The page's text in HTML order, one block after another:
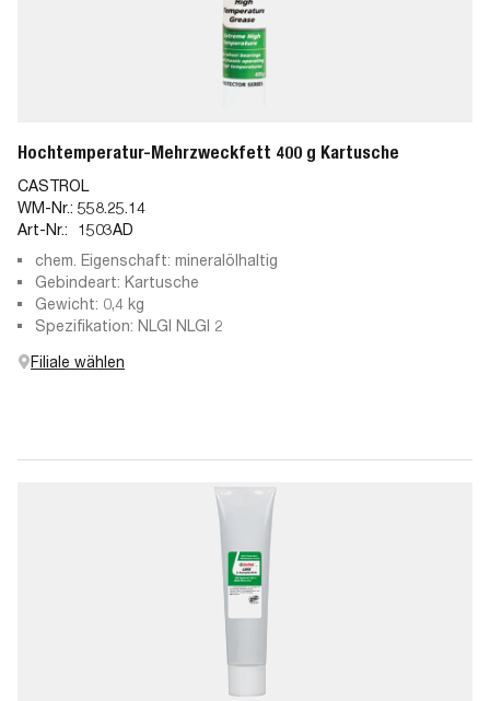
Hochtemperatur-Mehrzweckfett 400 g Kartusche
CASTROL
WM-Nr.: 558.25.14
Art-Nr.:
1503AD
chem. Eigenschaft: mineralölhaltig
Gebindeart: Kartusche
Gewicht: 0,4 kg
Spezifikation: NLGI NLGI 2
Filiale wählen